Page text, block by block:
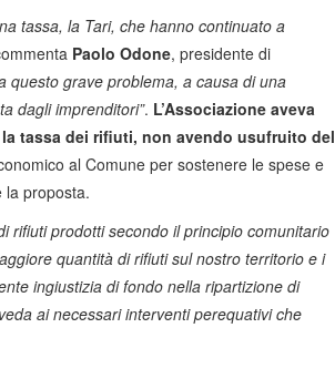
tassa, la Tari, che hanno continuato a
Paolo Odone, presidente di
questo grave problema, a causa di una
dagli imprenditori”. L’Associazione aveva
tassa dei rifiuti, non avendo usufruito del
al Comune per sostenere le spese e
la proposta.
rifiuti prodotti secondo il principio comunitario
quantità di rifiuti sul nostro territorio e i
ingiustizia di fondo nella ripartizione di
ai necessari interventi perequativi che